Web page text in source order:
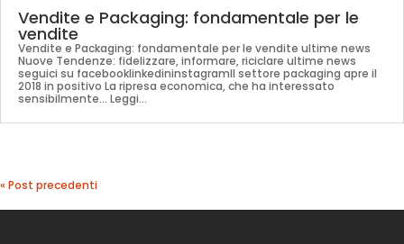
Vendite e Packaging: fondamentale per le
vendite
Vendite e Packaging: fondamentale per le vendite ultime news
Nuove Tendenze: fidelizzare, informare, riciclare ultime news
seguici su facebooklinkedininstagramIl settore packaging apre il
2018 in positivo La ripresa economica, che ha interessato
sensibilmente... Leggi...
« Post precedenti